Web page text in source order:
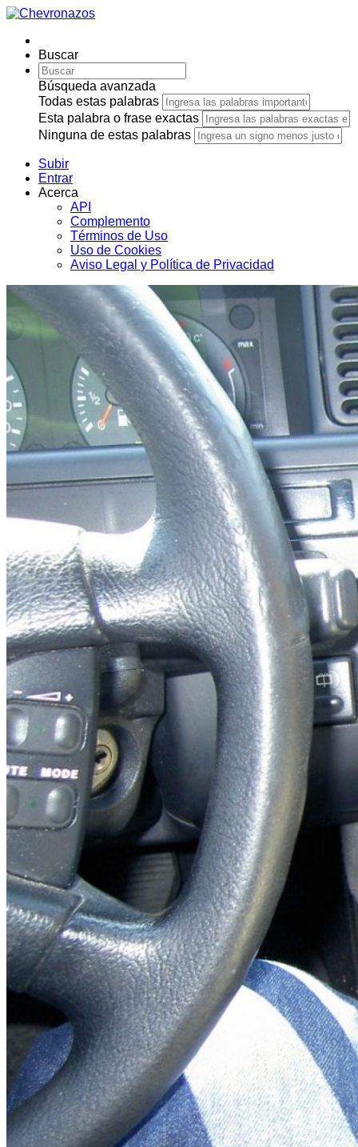
Buscar
Búsqueda avanzada
Todas estas palabras
Esta palabra o frase exactas
Ninguna de estas palabras
Subir
Entrar
Acerca
API
Complemento
Términos de Uso
Uso de Cookies
Aviso Legal y Política de Privacidad